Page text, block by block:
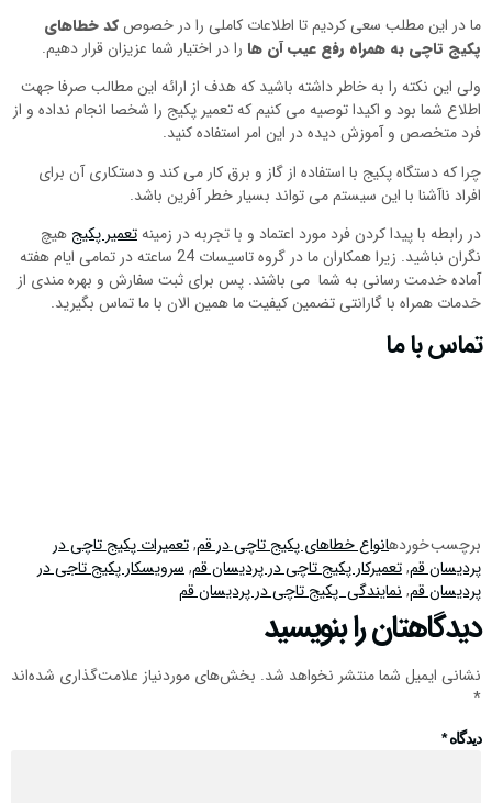
ما در این مطلب سعی کردیم تا اطلاعات کاملی را در خصوصکد خطاهای
پکیج تاچی به همراه رفع عیب آن ها را در اختیار شما عزیزان قرار دهیم.
ولی این نکته را به خاطر داشته باشید که هدف از ارائه این مطالب صرفا جهت
اطلاع شما بود و اکیدا توصیه می کنیم که تعمیر پکیج را شخصا انجام نداده و از
فرد متخصص و آموزش دیده در این امر استفاده کنید.
چرا که دستگاه پکیج با استفاده از گاز و برق کار می کند و دستکاری آن برای
افراد ناآشنا با این سیستم می تواند بسیار خطر آفرین باشد.
در رابطه با پیدا کردن فرد مورد اعتماد و با تجربه در زمینهتعمیر پکیج هیچ
نگران نباشید. زیرا همکاران ما در گروه تاسیسات 24 ساعته در تمامی ایام هفته
آماده خدمت رسانی به شما می باشند. پس برای ثبت سفارش و بهره مندی از
خدمات همراه با گارانتی تضمین کیفیت ما همین الان با ما تماس بگیرید.
تماس با ما
برچسب خوردهانواع خطاهای پکیج تاچی در قم,تعمیرات پکیج تاچی در
پردیسان قم,تعمیرکار پکیج تاچی در پردیسان قم,سرویسکار پکیج تاجی در
پردیسان قم,نمایندگی پکیج تاچی در پردیسان قم
دیدگاهتان را بنویسید
نشانی ایمیل شما منتشر نخواهد شد. بخش‌های موردنیاز علامت‌گذاری شده‌اند
*
دیدگاه*